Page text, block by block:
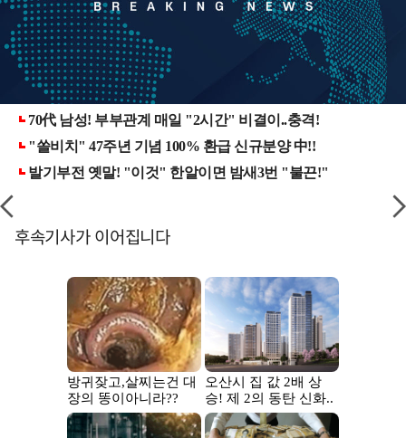
후속기사가 이어집니다